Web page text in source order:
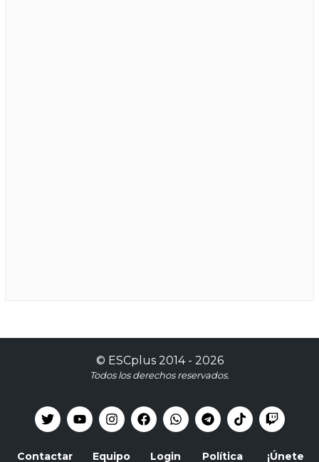
© ESCplus2014 - 2026
Todos los derechos reservados.
Contactar Equipo Login Política ¡Únete